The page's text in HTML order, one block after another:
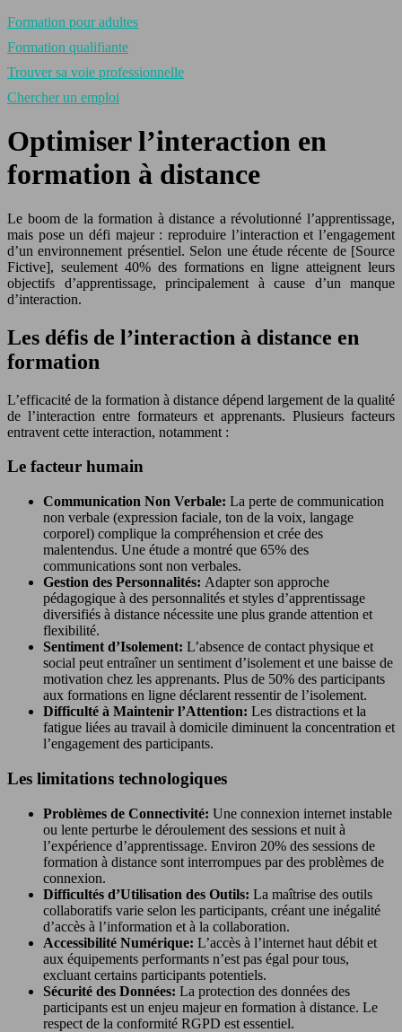
Formation pour adultes
Formation qualifiante
Trouver sa voie professionnelle
Chercher un emploi
Optimiser l’interaction en
formation à distance
Le boom de la formation à distance a révolutionné l’apprentissage,
mais pose un défi majeur : reproduire l’interaction et l’engagement
d’un environnement présentiel. Selon une étude récente de [Source
Fictive], seulement 40% des formations en ligne atteignent leurs
objectifs d’apprentissage, principalement à cause d’un manque
d’interaction.
Les défis de l’interaction à distance en
formation
L’efficacité de la formation à distance dépend largement de la qualité
de l’interaction entre formateurs et apprenants. Plusieurs facteurs
entravent cette interaction, notamment :
Le facteur humain
Communication Non Verbale: La perte de communication
non verbale (expression faciale, ton de la voix, langage
corporel) complique la compréhension et crée des
malentendus. Une étude a montré que 65% des
communications sont non verbales.
Gestion des Personnalités: Adapter son approche
pédagogique à des personnalités et styles d’apprentissage
diversifiés à distance nécessite une plus grande attention et
flexibilité.
Sentiment d’Isolement: L’absence de contact physique et
social peut entraîner un sentiment d’isolement et une baisse de
motivation chez les apprenants. Plus de 50% des participants
aux formations en ligne déclarent ressentir de l’isolement.
Difficulté à Maintenir l’Attention: Les distractions et la
fatigue liées au travail à domicile diminuent la concentration et
l’engagement des participants.
Les limitations technologiques
Problèmes de Connectivité: Une connexion internet instable
ou lente perturbe le déroulement des sessions et nuit à
l’expérience d’apprentissage. Environ 20% des sessions de
formation à distance sont interrompues par des problèmes de
connexion.
Difficultés d’Utilisation des Outils: La maîtrise des outils
collaboratifs varie selon les participants, créant une inégalité
d’accès à l’information et à la collaboration.
Accessibilité Numérique: L’accès à l’internet haut débit et
aux équipements performants n’est pas égal pour tous,
excluant certains participants potentiels.
Sécurité des Données: La protection des données des
participants est un enjeu majeur en formation à distance. Le
respect de la conformité RGPD est essentiel.